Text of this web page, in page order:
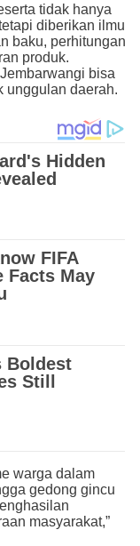
tidak hanya
diberikan ilmu
baku, perhitungan
produk.
bisa
unggulan daerah.
warga dalam
gedong gincu
masyarakat,”